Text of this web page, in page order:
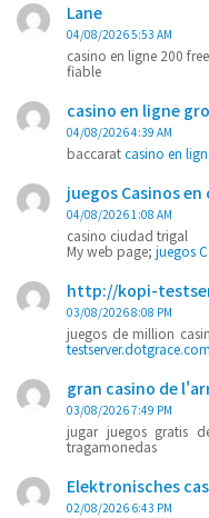
Lane
04/08/2026 5:53 AM
casino en ligne 200
fiable
casino en ligne
04/08/2026 4:39 AM
baccaratcasino en
juegos Casinos
04/08/2026 1:08 AM
casino ciudad trigal
My web page; juegos
http://kopi-
03/08/2026 8:08 PM
juegos de million
gran casino de
03/08/2026 7:49 PM
jugar juegos gratis
tragamonedas
Elektronisches
02/08/2026 6:43 PM